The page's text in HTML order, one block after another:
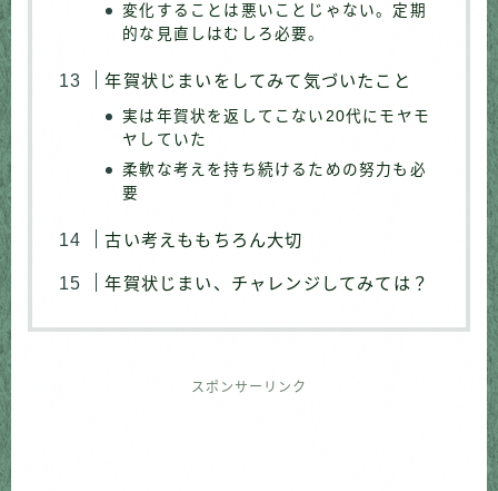
変化することは悪いことじゃない。定期
的な見直しはむしろ必要。
年賀状じまいをしてみて気づいたこと
実は年賀状を返してこない20代にモヤモ
ヤしていた
柔軟な考えを持ち続けるための努力も必
要
古い考えももちろん大切
年賀状じまい、チャレンジしてみては？
スポンサーリンク